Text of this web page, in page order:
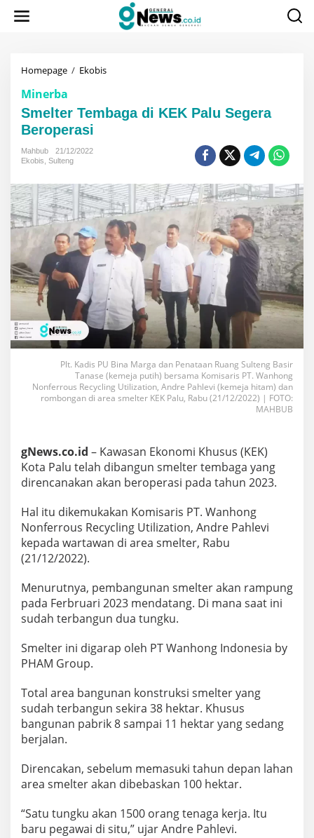
Homepage / EkobisSmelter
KEK
Palu
Minerba
Smelter Tembaga di KEK Palu Segera
Beroperasi
Mahbub
21/12/2022
Ekobis Sulteng
Plt. Kadis PU Bina Marga dan Penataan Ruang Sulteng Basir
Tanase (kemeja putih) bersama Komisaris PT. Wanhong
Nonferrous Recycling Utilization, Andre Pahlevi (kemeja hitam) dan
rombongan di area smelter KEK Palu, Rabu (21/12/2022) | FOTO:
MAHBUB
gNews.co.id – Kawasan Ekonomi Khusus (KEK)
Kota Palu telah dibangun smelter tembaga yang
direncanakan akan beroperasi pada tahun 2023.
Hal itu dikemukakan Komisaris PT. Wanhong
Nonferrous Recycling Utilization, Andre Pahlevi
kepada wartawan di area smelter, Rabu
(21/12/2022).
Menurutnya, pembangunan smelter akan rampung
pada Ferbruari 2023 mendatang. Di mana saat ini
sudah terbangun dua tungku.
Smelter ini digarap oleh PT Wanhong Indonesia by
PHAM Group.
Total area bangunan konstruksi smelter yang
sudah terbangun sekira 38 hektar. Khusus
bangunan pabrik 8 sampai 11 hektar yang sedang
berjalan.
Direncakan, sebelum memasuki tahun depan lahan
area smelter akan dibebaskan 100 hektar.
“Satu tungku akan 1500 orang tenaga kerja. Itu
baru pegawai di situ,” ujar Andre Pahlevi.